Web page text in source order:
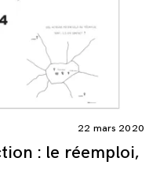
22 mars 2020
: le réemploi,